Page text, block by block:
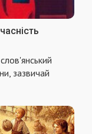
зазвичай